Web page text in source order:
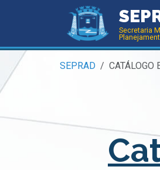
Secretaria
SEPRAD CATÁLOGO